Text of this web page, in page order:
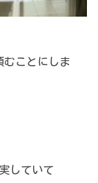
むことにしま
していて